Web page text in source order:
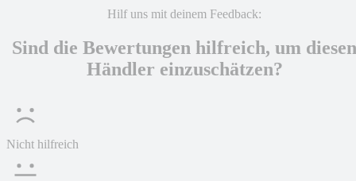
Hilf uns mit deinem Feedback:
Sind die Bewertungen hilfreich, um diesen
Händler einzuschätzen?
Nicht hilfreich